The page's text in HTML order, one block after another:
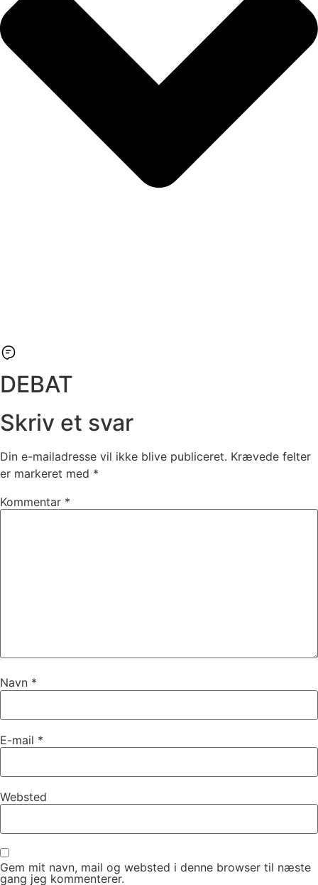
DEBAT
Skriv et svar
Din e-mailadresse vil ikke blive publiceret. Krævede felter
er markeret med *
Kommentar *
Navn *
E-mail *
Websted
Gem mit navn, mail og websted i denne browser til næste
gang jeg kommenterer.